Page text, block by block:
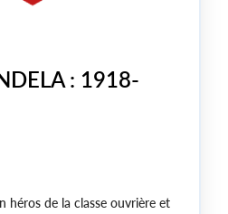
: 1918-
héros de la classe ouvrière et